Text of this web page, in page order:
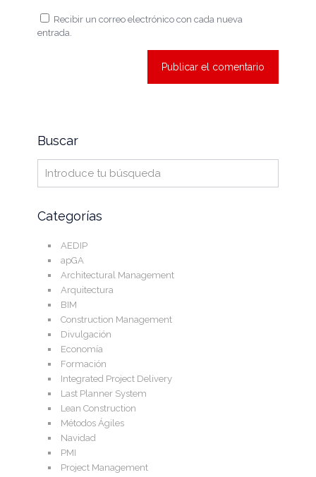
Recibir un correo electrónico con cada nueva
entrada.
Buscar
Categorías
AEDIP
apGA
Architectural Management
Arquitectura
BIM
Construction Management
Divulgación
Economía
Formación
Integrated Project Delivery
Last Planner System
Lean Construction
Métodos Ágiles
Navidad
PMI
Project Management